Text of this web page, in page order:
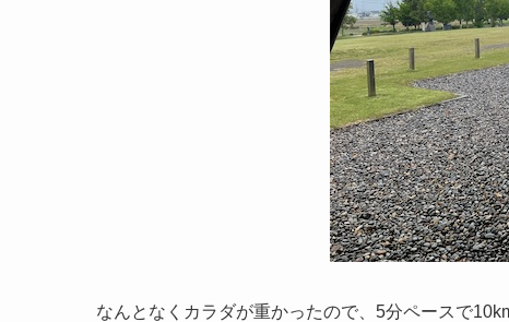
なんとなくカラダが重かったので、5分ペースで